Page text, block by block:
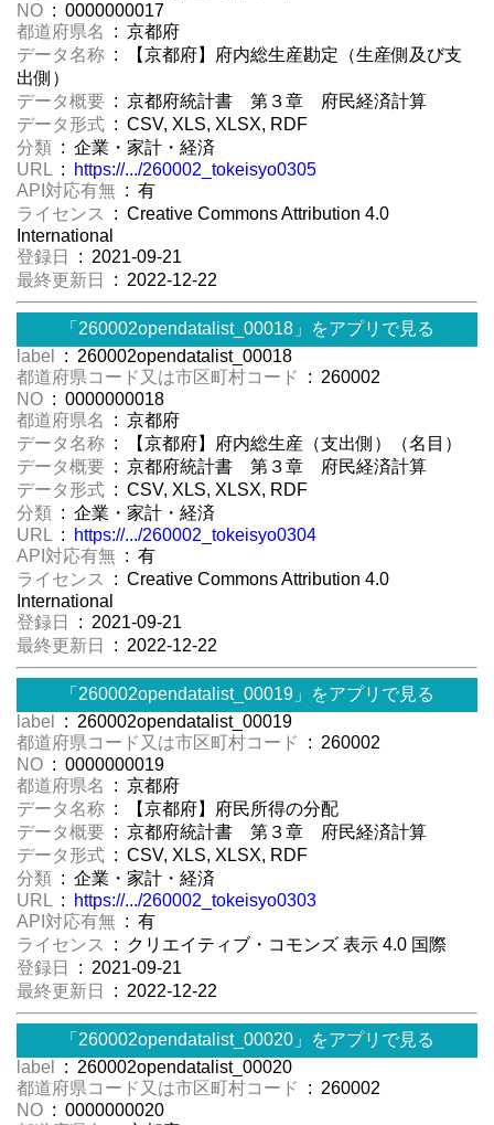
NO : 0000000017
都道府県名
: 京都府
データ名称 : 【京都府】府内総生産勘定（生産側及び支
出側）
データ概要 : 京都府統計書 第３章 府民経済計算
データ形式 : CSV, XLS, XLSX, RDF
分類 : 企業・家計・経済
URL :
https://.../260002_tokeisyo0305
API対応有無 : 有
ライセンス
: Creative Commons Attribution 4.0
International
登録日
: 2021-09-21
最終更新日
: 2022-12-22
「260002opendatalist_00018」をアプリで見る
label
: 260002opendatalist_00018
都道府県コード又は市区町村コード
: 260002
NO : 0000000018
都道府県名
: 京都府
データ名称 : 【京都府】府内総生産（支出側）（名目）
データ概要 : 京都府統計書 第３章 府民経済計算
データ形式 : CSV, XLS, XLSX, RDF
分類 : 企業・家計・経済
URL :
https://.../260002_tokeisyo0304
API対応有無 : 有
ライセンス
: Creative Commons Attribution 4.0
International
登録日
: 2021-09-21
最終更新日
: 2022-12-22
「260002opendatalist_00019」をアプリで見る
label
: 260002opendatalist_00019
都道府県コード又は市区町村コード
: 260002
NO : 0000000019
都道府県名
: 京都府
データ名称 : 【京都府】府民所得の分配
データ概要 : 京都府統計書 第３章 府民経済計算
データ形式 : CSV, XLS, XLSX, RDF
分類 : 企業・家計・経済
URL :
https://.../260002_tokeisyo0303
API対応有無 : 有
ライセンス
: クリエイティブ・コモンズ 表示 4.0 国際
登録日
: 2021-09-21
最終更新日
: 2022-12-22
「260002opendatalist_00020」をアプリで見る
label
: 260002opendatalist_00020
都道府県コード又は市区町村コード
: 260002
NO : 0000000020